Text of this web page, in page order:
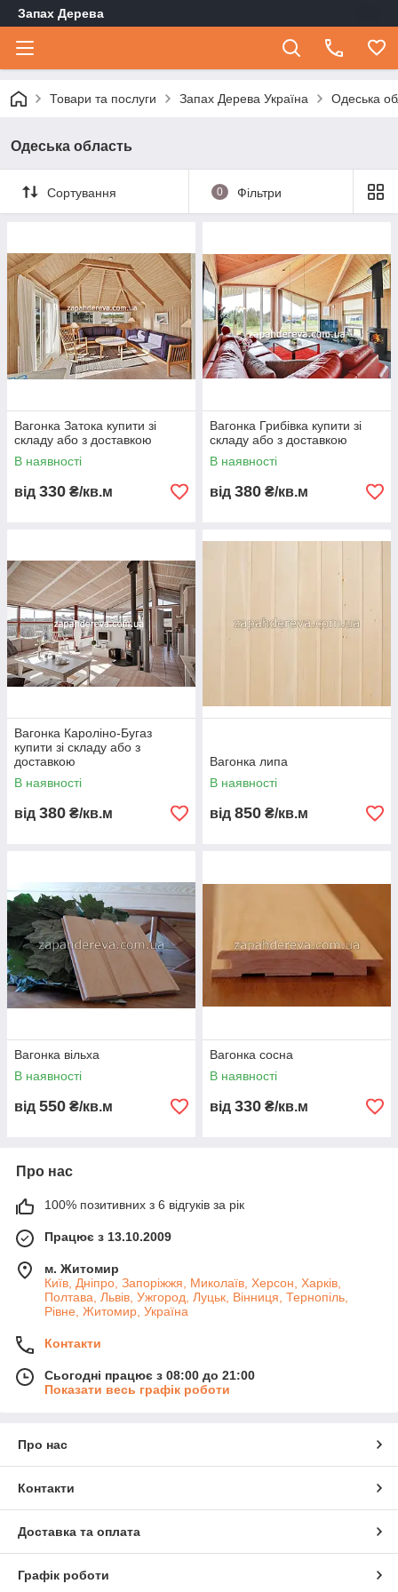
Запах Дерева
Товари та послуги Запах Дерева Україна Одеська
Одеська область
Сортування 0 Фільтри
Вагонка Затока купити зі
складу або з доставкою
В наявності
від 330 ₴/кв.м
Вагонка Грибівка купити зі
складу або з доставкою
В наявності
від 380 ₴/кв.м
Вагонка Кароліно-Бугаз
купити зі складу або з
доставкою
В наявності
від 380 ₴/кв.м
Вагонка липа
В наявності
від 850 ₴/кв.м
Вагонка вільха
В наявності
від 550 ₴/кв.м
Вагонка сосна
В наявності
від 330 ₴/кв.м
Про нас
100% позитивних з 6 відгуків за рік
Працює з 13.10.2009
м. Житомир
Київ, Дніпро, Запоріжжя, Миколаїв, Херсон, Харків,
Полтава, Львів, Ужгород, Луцьк, Вінниця, Тернопіль,
Рівне, Житомир, Україна
Контакти
Сьогодні працює з 08:00 до 21:00
Показати весь графік роботи
Про нас
Контакти
Доставка та оплата
Графік роботи